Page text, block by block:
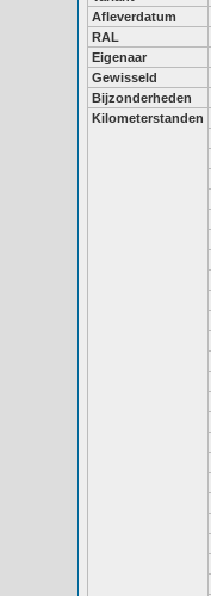
Afleverdatum
RAL
Eigenaar
Gewisseld
Bijzonderheden
Kilometerstanden